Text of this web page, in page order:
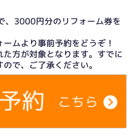
、3000円分のリフォーム券を
ムより事前予約をどうぞ！
方が対象となります。すでに
で、ご了承ください。